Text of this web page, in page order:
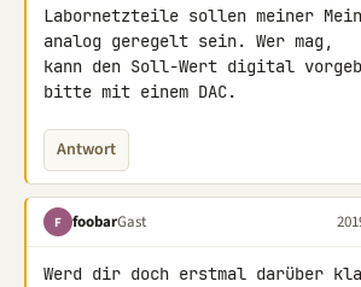
Labornetzteile sollen meiner
analog geregelt sein. Wer mag,
kann den Soll-Wert digital
bitte mit einem DAC.
Antwort
F foobarGast
Werd dir doch erstmal darüber